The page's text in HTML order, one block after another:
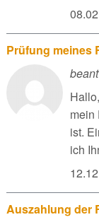
Prüfung meines
mein
ist.
ich
Auszahlung der